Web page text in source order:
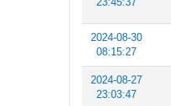
2024-08-30
08:15:27
2024-08-27
23:03:47